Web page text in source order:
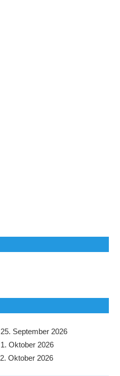
25. September 2026
1. Oktober 2026
2. Oktober 2026